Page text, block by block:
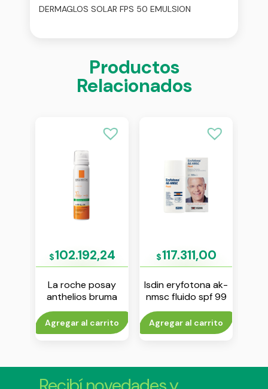
DERMAGLOS SOLAR FPS 50 EMULSION
Productos
Relacionados
$102.192,24
La roche posay
anthelios bruma
fresca anti brillo fps
50 75 ml
Agregar al carrito
$117.311,00
Isdin eryfotona ak-
nmsc fluido spf 99
50 ml
Agregar al carrito